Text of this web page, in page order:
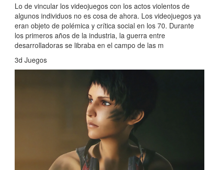
Lo de vincular los videojuegos con los actos violentos de
algunos individuos no es cosa de ahora. Los videojuegos ya
eran objeto de polémica y crítica social en los 70. Durante
los primeros años de la industria, la guerra entre
desarrolladoras se libraba en el campo de las m
3d Juegos